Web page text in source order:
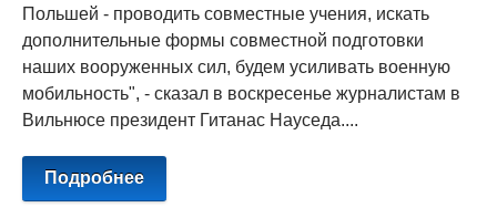
Польшей - проводить совместные учения, искать
дополнительные формы совместной подготовки
наших вооруженных сил, будем усиливать военную
мобильность", - сказал в воскресенье журналистам в
Вильнюсе президент Гитанас Науседа....
Подробнее